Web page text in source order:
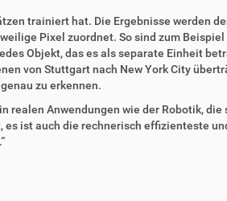
trainiert hat. Die Ergebnisse werden
Pixel zuordnet. So sind zum Beispiel
Objekt, das es als separate Einheit
von Stuttgart nach New York City
zu erkennen.
realen Anwendungen wie der Robotik, die
ist auch die rechnerisch effizienteste